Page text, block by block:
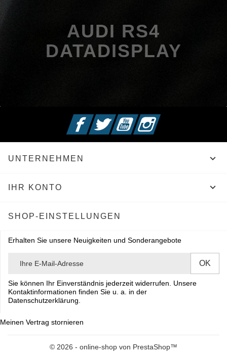
AUDI RS4
DATADISPLAY
FacebookTwitterYouTubeInstagram
UNTERNEHMEN 
IHR KONTO 
SHOP-EINSTELLUNGEN
Erhalten Sie unsere Neuigkeiten und Sonderangebote
Sie können Ihr Einverständnis jederzeit widerrufen. Unsere
Kontaktinformationen finden Sie u. a. in der
Datenschutzerklärung.
Meinen Vertrag stornieren
© 2026 - online-shop von PrestaShop™